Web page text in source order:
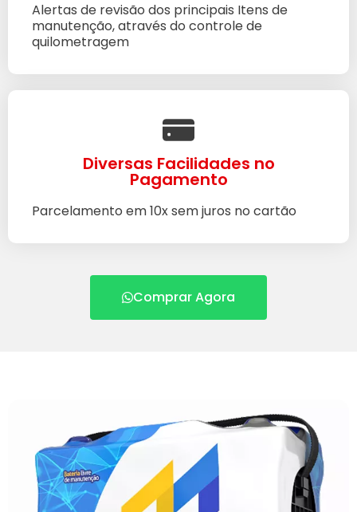
Alertas de revisão dos principais Itens de
manutenção, através do controle de
quilometragem
Diversas Facilidades no
Pagamento
Parcelamento em 10x sem juros no cartão
Comprar Agora